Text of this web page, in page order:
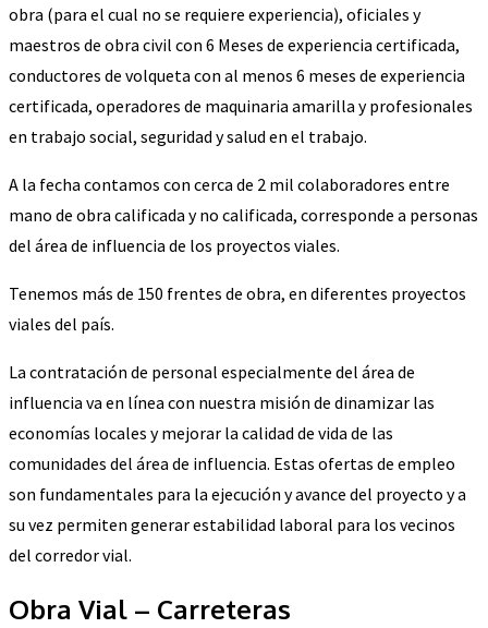
obra (para el cual no se requiere experiencia), oficiales y
maestros de obra civil con 6 Meses de experiencia certificada,
conductores de volqueta con al menos 6 meses de experiencia
certificada, operadores de maquinaria amarilla y profesionales
en trabajo social, seguridad y salud en el trabajo.
A la fecha contamos con cerca de 2 mil colaboradores entre
mano de obra calificada y no calificada, corresponde a personas
del área de influencia de los proyectos viales.
Tenemos más de 150 frentes de obra, en diferentes proyectos
viales del país.
La contratación de personal especialmente del área de
influencia va en línea con nuestra misión de dinamizar las
economías locales y mejorar la calidad de vida de las
comunidades del área de influencia. Estas ofertas de empleo
son fundamentales para la ejecución y avance del proyecto y a
su vez permiten generar estabilidad laboral para los vecinos
del corredor vial.
Obra Vial – Carreteras